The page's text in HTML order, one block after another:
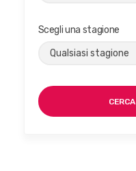
Scegli una stagione
CERCA